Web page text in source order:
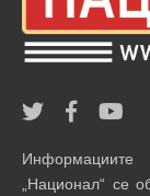
„Национал“ се